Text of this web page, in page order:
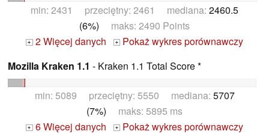
min: 2431 przeciętny: 2461 mediana: 2460.5
(6%) maks: 2490 Points
+ 2 Więcej danych +
Pokaż wykres porównawczy
Mozilla Kraken 1.1 - Kraken 1.1 Total Score *
min: 5089 przeciętny: 5550 mediana: 5707
(7%) maks: 5895 ms
+ 6 Więcej danych +
Pokaż wykres porównawczy